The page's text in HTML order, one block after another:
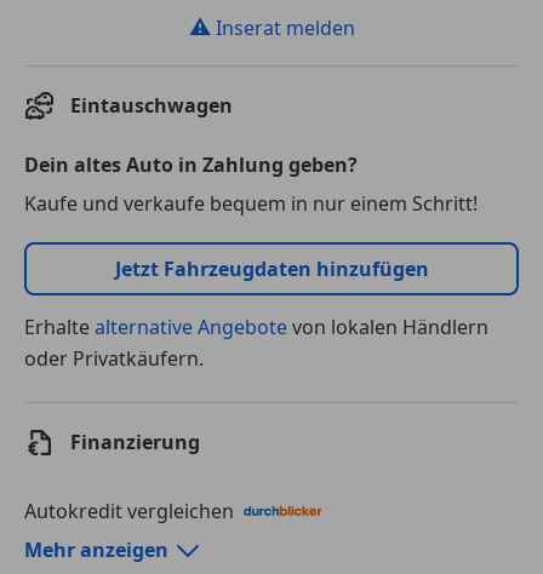
⚠ Inserat melden
Eintauschwagen
Dein altes Auto in Zahlung geben?
Kaufe und verkaufe bequem in nur einem Schritt!
Jetzt Fahrzeugdaten hinzufügen
Erhaltealternative Angebotevon lokalen Händlern
oder Privatkäufern.
Finanzierung
Autokredit vergleichen
Autokredit-Rechner von durchblicker.at
Mehr anzeigen